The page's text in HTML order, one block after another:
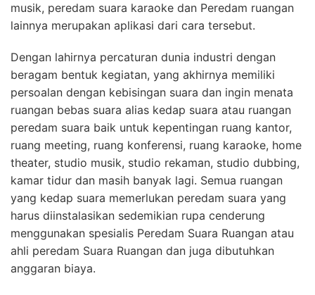
musik, peredam suara karaoke dan Peredam ruangan
lainnya merupakan aplikasi dari cara tersebut.
Dengan lahirnya percaturan dunia industri dengan
beragam bentuk kegiatan, yang akhirnya memiliki
persoalan dengan kebisingan suara dan ingin menata
ruangan bebas suara alias kedap suara atau ruangan
peredam suara baik untuk kepentingan ruang kantor,
ruang meeting, ruang konferensi, ruang karaoke, home
theater, studio musik, studio rekaman, studio dubbing,
kamar tidur dan masih banyak lagi. Semua ruangan
yang kedap suara memerlukan peredam suara yang
harus diinstalasikan sedemikian rupa cenderung
menggunakan spesialis Peredam Suara Ruangan atau
ahli peredam Suara Ruangan dan juga dibutuhkan
anggaran biaya.